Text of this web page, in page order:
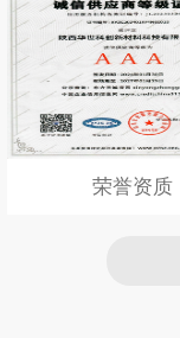
荣誉资质